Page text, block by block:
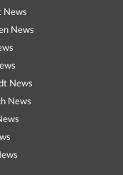
News
News
News
News